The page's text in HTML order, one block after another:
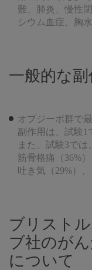
難、肺炎、慢性
シウム血症、胸
一般的な副
オプジーボ群で
副作用は、試験1
また、試験3では
筋骨格痛（36%
吐き気（29%）
ブリスト
ブ社のが
について